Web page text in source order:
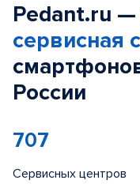
Pedant.ru —
сервисная
России
707
Сервисных центров